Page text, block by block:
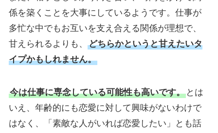
係を築くことを大事にしているようです。仕事が
多忙な中でもお互いを支え合える関係が理想で、
甘えられるよりも、 どちらかというと甘えたいタ
イプかもしれません。
今は仕事に専念している可能性も高いです。とは
いえ、年齢的にも恋愛に対して興味がないわけで
はなく、「素敵な人がいれば恋愛したい」とも話